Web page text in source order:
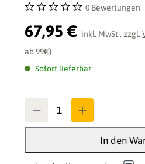
Durchschnittliche
0 Bewertungen
67,95 € inkl. MwSt., zzgl.
ab 99€)
Sofort lieferbar
In den